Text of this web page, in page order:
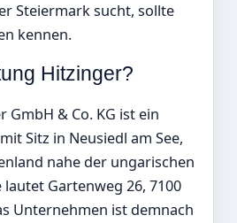
Steiermark sucht, sollte
kennen.
Hitzinger?
& Co. KG ist ein
Sitz in Neusiedl am See,
nahe der ungarischen
lautet Gartenweg 26, 7100
Unternehmen ist demnach